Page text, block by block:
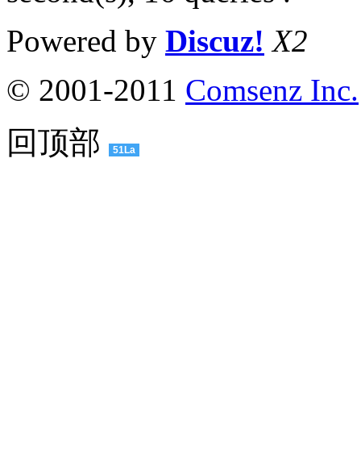
Powered by Discuz! X2
© 2001-2011 Comsenz Inc.
回顶部
51La